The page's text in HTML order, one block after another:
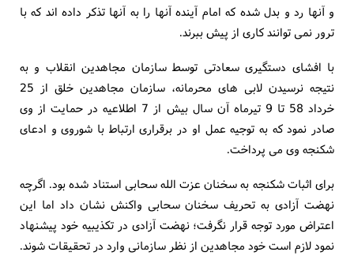
و آنها رد و بدل شده که امام آینده آنها را به آنها تذکر داده اند که با
ترور نمی توانند کاری از پیش ببرند.
با افشای دستگیری سعادتی توسط سازمان مجاهدین انقلاب و به
نتیجه نرسیدن لابی های محرمانه، سازمان مجاهدین خلق از 25
خرداد 58 تا 9 تیرماه آن سال بیش از 7 اطلاعیه در حمایت از وی
صادر نمود که به توجیه عمل او در برقراری ارتباط با شوروی و ادعای
شکنجه وی می پرداخت.
برای اثبات شکنجه به سخنان عزت الله سحابی استناد شده بود. اگرچه
نهضت آزادی به تحریف سخنان سحابی واکنش نشان داد اما این
اعتراض مورد توجه قرار نگرفت؛ نهضت آزادی در تکذیبیه خود پیشنهاد
نمود لازم است خود مجاهدین از نظر سازمانی وارد در تحقیقات شوند.